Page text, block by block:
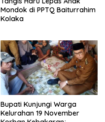
Mondok di PPTQ Baiturrahim
Kolaka
Bupati Kunjungi Warga
Kelurahan 19 November